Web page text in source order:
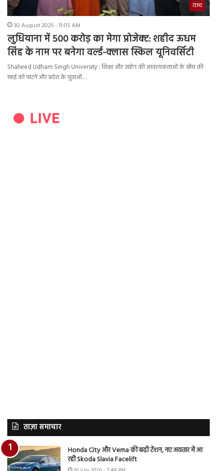
राज्य
30 August 2025 - 11:05 AM
लुधियाना में 500 करोड़ का मेगा प्रोजेक्ट: शहीद ऊधम
सिंह के नाम पर बनेगा वर्ल्ड-क्लास स्किल यूनिवर्सिटी
Shaheed Udham Singh University : शिक्षा और उद्योग की आवश्यकताओं के बीच की
खाई को पाटने और प्रदेश के युवाओं…
ताज़ा समाचार
Honda City और Verna की बढ़ी टेंशन, नए अवतार में आ
रही Skoda Slavia Facelift